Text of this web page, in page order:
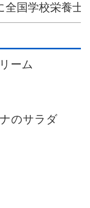
全国学校栄養
ーム
のサラダ